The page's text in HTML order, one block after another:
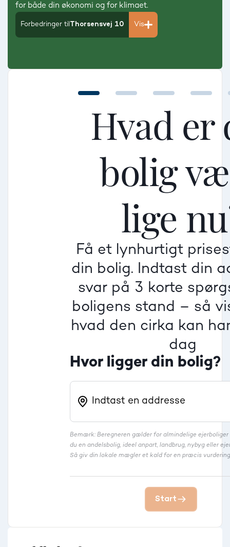
for både din økonomi og for klimaet.
Forbedringer til Thorsensvej 10 Vis
Hvad er
bolig
lige
Få et lynhurtigt
din bolig. Indtast din
svar på 3 korte
boligens stand – så
hvad den cirka kan
dag
Hvor ligger din bolig?
Bemærk: Beregneren gælder for almindelige ejerboliger
du en andelsbolig, ideel anpart, landbrug, nybyg eller
Så giv din lokale mægler et kald for en præcis
Dårlig
Mindre god
Mellem
Dårlig
Mindre god
Mellem
Dårlig
Mindre god
Mellem
Villa
Beregner pris
Start